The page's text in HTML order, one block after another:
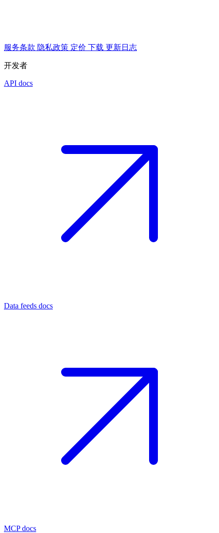
服务条款 隐私政策 定价 下载 更新日志
开发者
API docs
Data feeds docs
MCP docs